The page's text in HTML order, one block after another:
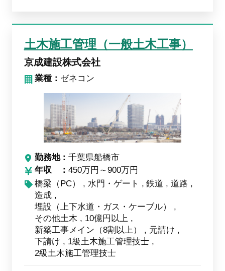
土木施工管理（一般土木工事）
京成建設株式会社
業種： ゼネコン
勤務地
千葉県船橋市
年収
450万円～900万円
橋梁（PC）
水門・ゲート 鉄道
道路
造成
埋設（上下水道・ガス・ケーブル）
その他土木
10億円以上
新築工事メイン（8割以上）
元請け
下請け
1級土木施工管理技士
2級土木施工管理技士